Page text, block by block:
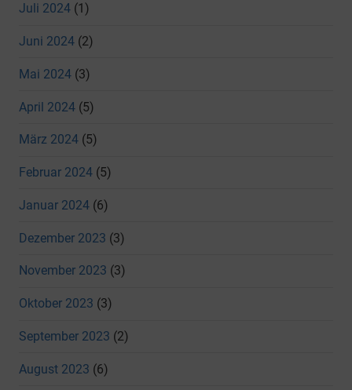
Juli 2024 (1)
Juni 2024 (2)
Mai 2024 (3)
April 2024 (5)
März 2024 (5)
Februar 2024 (5)
Januar 2024 (6)
Dezember 2023 (3)
November 2023 (3)
Oktober 2023 (3)
September 2023 (2)
August 2023 (6)